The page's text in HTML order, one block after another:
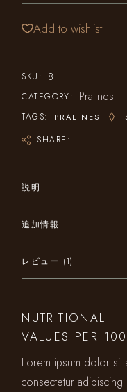
Add to wishlist
SKU: 8
CATEGORY: Pralines
TAGS: PRALINES
SHARE:
説明
追加情報
レビュー (1)
NUTRITIONAL
VALUES PER
Lorem ipsum dolor sit
consectetur adipiscing